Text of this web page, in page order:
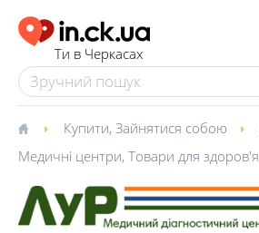
Ти в Черкасах
Купити, Зайнятися собою
Медичні центри, Товари для здоров'я